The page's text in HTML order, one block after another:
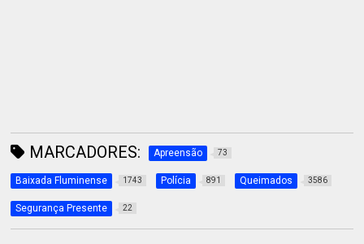
MARCADORES: Apreensão 73
Baixada Fluminense 1743 Polícia 891 Queimados 3586
Segurança Presente 22